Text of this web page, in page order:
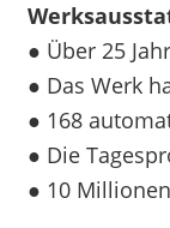
● Über 25
● Das Werk
● 168
● Die
● 10